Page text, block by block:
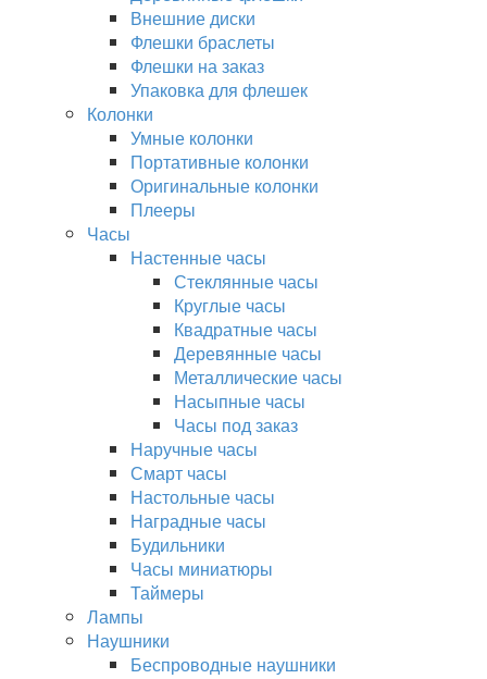
Внешние диски
Флешки браслеты
Флешки на заказ
Упаковка для флешек
Колонки
Умные колонки
Портативные колонки
Оригинальные колонки
Плееры
Часы
Настенные часы
Стеклянные часы
Круглые часы
Квадратные часы
Деревянные часы
Металлические часы
Насыпные часы
Часы под заказ
Наручные часы
Смарт часы
Настольные часы
Наградные часы
Будильники
Часы миниатюры
Таймеры
Лампы
Наушники
Беспроводные наушники